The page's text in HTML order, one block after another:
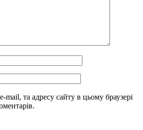
mail, та адресу сайту в цьому браузері